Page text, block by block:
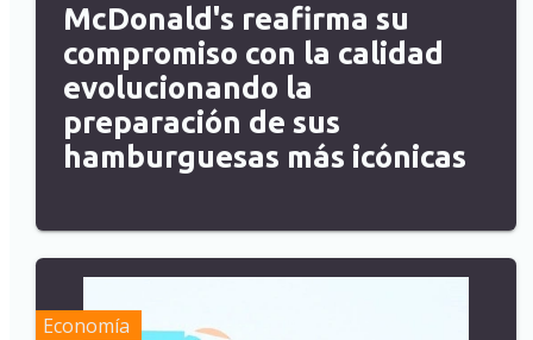
McDonald's reafirma su
compromiso con la calidad
evolucionando la
preparación de sus
hamburguesas más icónicas
Economía